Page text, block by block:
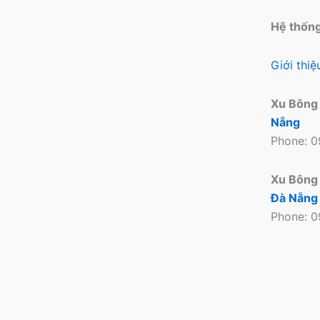
Hệ
Giới
Xu
Nẵng
Phone:
Xu
Đà Nẵng
Phone: